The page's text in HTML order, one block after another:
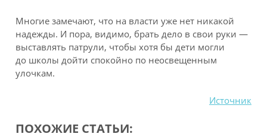
Многие замечают, что на власти уже нет никакой
надежды. И пора, видимо, брать дело в свои руки —
выставлять патрули, чтобы хотя бы дети могли
до школы дойти спокойно по неосвещенным
улочкам.
Источник
ПОХОЖИЕ СТАТЬИ: